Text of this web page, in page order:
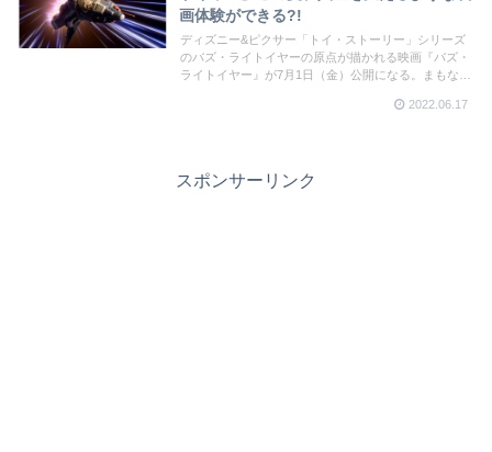
画体験ができる?!
ディズニー&ピクサー「トイ・ストーリー」シリーズ
のバズ・ライトイヤーの原点が描かれる映画『バズ・
ライトイヤー』が7月1日（金）公開になる。まもなく
2022.06.17
スポンサーリンク